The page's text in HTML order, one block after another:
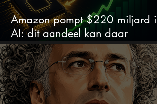
Amazon pompt $220 miljard in
AI: dit aandeel kan daar
explosief van profiteren